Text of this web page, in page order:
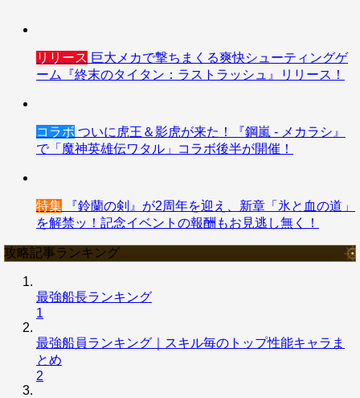
リリース 巨大メカで撃ちまくる爽快シューティングゲ
ーム『終末のタイタン：ラストラッシュ』リリース！
コラボ ついに虎王＆影虎が来た！『鋼嵐 - メカラシ』
で「魔神英雄伝ワタル」コラボ後半が開催！
特集 『鈴蘭の剣』が2周年を迎え、新章「氷と血の道」
を解禁ッ！記念イベントの報酬もお見逃し無く！
攻略記事ランキング
最強船長ランキング
1
最強船員ランキング｜スキル毎のトップ性能キャラま
とめ
2